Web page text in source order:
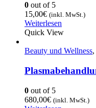
0 out of 5
15,00€ (inkl. MwSt.)
Weiterlesen
Quick View
Beauty und Wellness,
0 out of 5
680,00€ (inkl. MwSt.)